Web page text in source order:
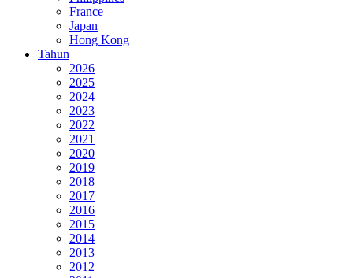
France
Japan
Hong Kong
Tahun
2026
2025
2024
2023
2022
2021
2020
2019
2018
2017
2016
2015
2014
2013
2012